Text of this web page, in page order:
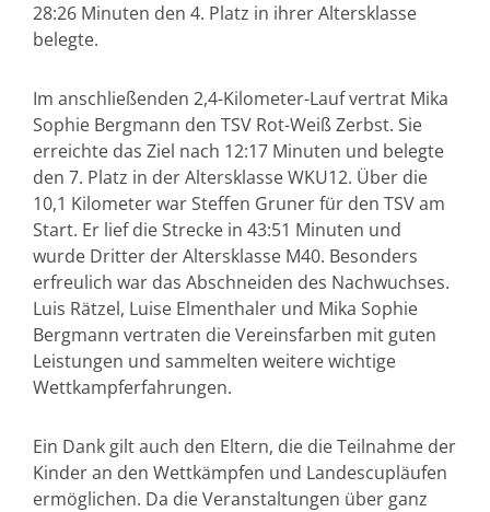
28:26 Minuten den 4. Platz in ihrer Altersklasse
belegte.
Im anschließenden 2,4-Kilometer-Lauf vertrat Mika
Sophie Bergmann den TSV Rot-Weiß Zerbst. Sie
erreichte das Ziel nach 12:17 Minuten und belegte
den 7. Platz in der Altersklasse WKU12. Über die
10,1 Kilometer war Steffen Gruner für den TSV am
Start. Er lief die Strecke in 43:51 Minuten und
wurde Dritter der Altersklasse M40. Besonders
erfreulich war das Abschneiden des Nachwuchses.
Luis Rätzel, Luise Elmenthaler und Mika Sophie
Bergmann vertraten die Vereinsfarben mit guten
Leistungen und sammelten weitere wichtige
Wettkampferfahrungen.
Ein Dank gilt auch den Eltern, die die Teilnahme der
Kinder an den Wettkämpfen und Landescupläufen
ermöglichen. Da die Veranstaltungen über ganz